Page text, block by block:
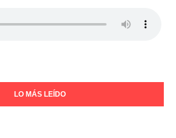
LO MÁS LEÍDO